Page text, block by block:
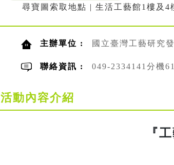
尋寶圖索取地點 | 生活工藝館1樓及4
主辦單位 : 國立臺灣工藝研究
聯絡資訊 : 049-2334141分機
活動內容介紹
『